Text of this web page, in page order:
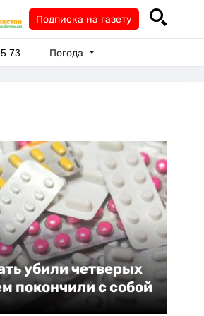
Подписка на газету
Погода
убили четверых
покончили с собой